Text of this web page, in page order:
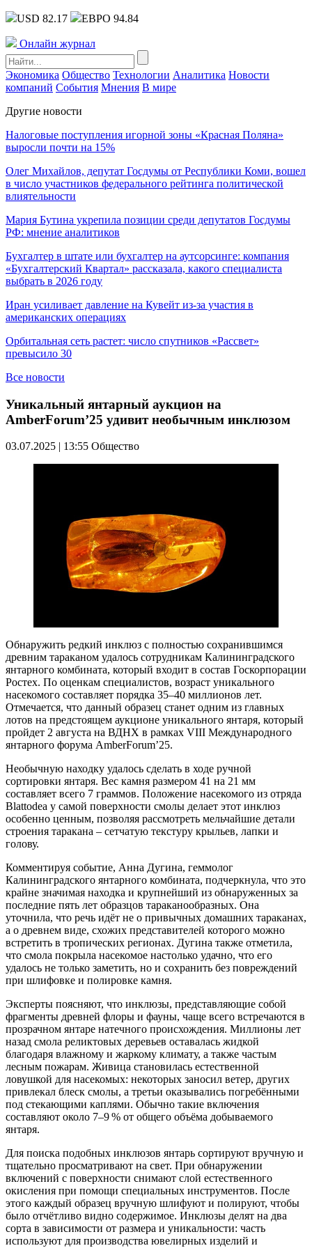
USD 82.17 ЕВРО 94.84
Онлайн журнал
Экономика Общество Технологии Аналитика Новости
компаний События Мнения В мире
Другие новости
Налоговые поступления игорной зоны «Красная Поляна»
выросли почти на 15%
Олег Михайлов, депутат Госдумы от Республики Коми, вошел
в число участников федерального рейтинга политической
влиятельности
Мария Бутина укрепила позиции среди депутатов Госдумы
РФ: мнение аналитиков
Бухгалтер в штате или бухгалтер на аутсорсинге: компания
«Бухгалтерский Квартал» рассказала, какого специалиста
выбрать в 2026 году
Иран усиливает давление на Кувейт из-за участия в
американских операциях
Орбитальная сеть растет: число спутников «Рассвет»
превысило 30
Все новости
Уникальный янтарный аукцион на
AmberForum’25 удивит необычным инклюзом
03.07.2025 | 13:55 Общество
Обнаружить редкий инклюз с полностью сохранившимся
древним тараканом удалось сотрудникам Калининградского
янтарного комбината, который входит в состав Госкорпорации
Ростех. По оценкам специалистов, возраст уникального
насекомого составляет порядка 35–40 миллионов лет.
Отмечается, что данный образец станет одним из главных
лотов на предстоящем аукционе уникального янтаря, который
пройдет 2 августа на ВДНХ в рамках VIII Международного
янтарного форума AmberForum’25.
Необычную находку удалось сделать в ходе ручной
сортировки янтаря. Вес камня размером 41 на 21 мм
составляет всего 7 граммов. Положение насекомого из отряда
Blattodea у самой поверхности смолы делает этот инклюз
особенно ценным, позволяя рассмотреть мельчайшие детали
строения таракана – сетчатую текстуру крыльев, лапки и
голову.
Комментируя событие, Анна Дугина, геммолог
Калининградского янтарного комбината, подчеркнула, что это
крайне значимая находка и крупнейший из обнаруженных за
последние пять лет образцов тараканообразных. Она
уточнила, что речь идёт не о привычных домашних тараканах,
а о древнем виде, схожих представителей которого можно
встретить в тропических регионах. Дугина также отметила,
что смола покрыла насекомое настолько удачно, что его
удалось не только заметить, но и сохранить без повреждений
при шлифовке и полировке камня.
Эксперты поясняют, что инклюзы, представляющие собой
фрагменты древней флоры и фауны, чаще всего встречаются в
прозрачном янтаре натечного происхождения. Миллионы лет
назад смола реликтовых деревьев оставалась жидкой
благодаря влажному и жаркому климату, а также частым
лесным пожарам. Живица становилась естественной
ловушкой для насекомых: некоторых заносил ветер, других
привлекал блеск смолы, а третьи оказывались погребёнными
под стекающими каплями. Обычно такие включения
составляют около 7–9 % от общего объёма добываемого
янтаря.
Для поиска подобных инклюзов янтарь сортируют вручную и
тщательно просматривают на свет. При обнаружении
включений с поверхности снимают слой естественного
окисления при помощи специальных инструментов. После
этого каждый образец вручную шлифуют и полируют, чтобы
было отчётливо видно содержимое. Инклюзы делят на два
сорта в зависимости от размера и уникальности: часть
используют для производства ювелирных изделий и